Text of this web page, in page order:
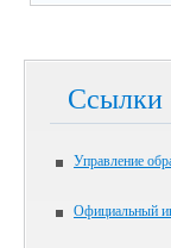
Ссылки
Управление
Официальный